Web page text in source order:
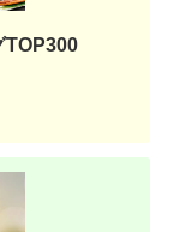
TOP300